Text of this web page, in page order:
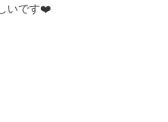
いです❤️